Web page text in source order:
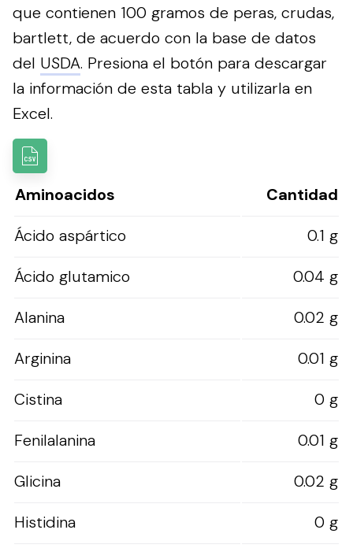
que contienen 100 gramos de peras, crudas,
bartlett, de acuerdo con la base de datos
del USDA. Presiona el botón para descargar
la información de esta tabla y utilizarla en
Excel.
Aminoacidos
Cantidad
Ácido aspártico
0.1 g
Ácido glutamico
0.04 g
Alanina
0.02 g
Arginina
0.01 g
Cistina
0 g
Fenilalanina
0.01 g
Glicina
0.02 g
Histidina
0 g